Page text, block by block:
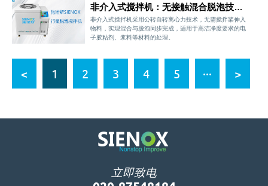
非介入式搅拌机：无接触混合脱泡技术
解析与选型指南
非介入式搅拌机采用公转自转离心力技术，无需搅拌桨伸入
物料，实现混合与脱泡同步完成，适用于高洁净度要求的电
子胶粘剂、浆料等材料的处理。
< 1 2 3 4 5 ··· >
立即致电